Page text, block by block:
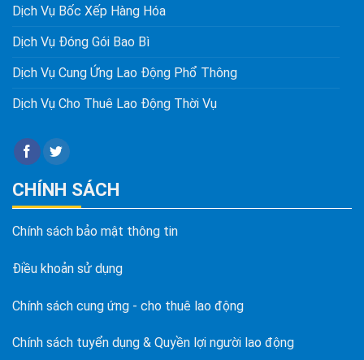
Dịch Vụ Bốc Xếp Hàng Hóa
Dịch Vụ Đóng Gói Bao Bì
Dịch Vụ Cung Ứng Lao Động Phổ Thông
Dịch Vụ Cho Thuê Lao Động Thời Vụ
CHÍNH SÁCH
Chính sách bảo mật thông tin
Điều khoản sử dụng
Chính sách cung ứng - cho thuê lao động
Chính sách tuyển dụng & Quyền lợi người lao động